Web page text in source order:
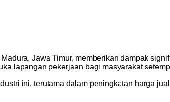
Jawa Timur, memberikan dampak
lapangan pekerjaan bagi masyarakat
ini, terutama dalam peningkatan harga